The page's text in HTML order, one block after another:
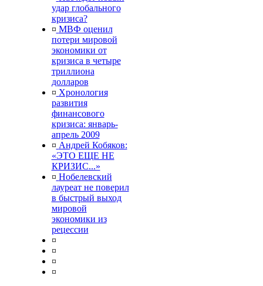
удар глобального
кризиса?
¤ МВФ оценил
потери мировой
экономики от
кризиса в четыре
триллиона
долларов
¤ Хронология
развития
финансового
кризиса: январь-
апрель 2009
¤ Андрей Кобяков:
«ЭТО ЕЩЕ НЕ
КРИЗИС...»
¤ Нобелевский
лауреат не поверил
в быстрый выход
мировой
экономики из
рецессии
¤
¤
¤
¤